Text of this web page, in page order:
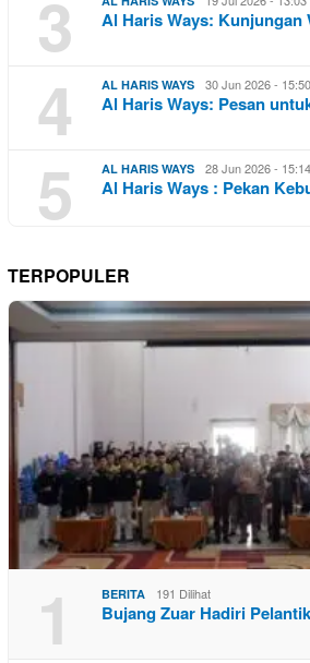
3 Al Haris Ways:
4 AL HARIS WAYS 30 Jun 2026 -
Al Haris Ways: Pesan
5 AL HARIS WAYS 28 Jun 2026 -
Al Haris Ways : Pekan
TERPOPULER
1 BERITA 191 Dilihat
Bujang Zuar Hadiri